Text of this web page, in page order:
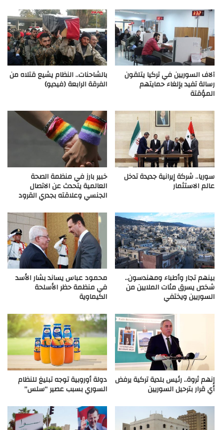
آلاف السوريين في ‎تركيا يتلقون
رسالة تفيد بإلغاء حمايتهم
المؤقتة
بالشاحنات.. النظام يشيع قتلاه من
الفرقة الرابعة (فيديو)
سوريا.. شركة إيرانية جديدة تدخل
عالم الاستثمار
خبير بارز في منظمة الصحة
العالمية يتحدث عن الاتصال
الجنسي وعلاقته بجدري القرود
بينهم تجار وأطباء ومهندسون..
شخص يسرق مئات الملايين من
السوريين ويختفي
محمود عباس يساند بشار الأسد
في منظمة حظر الأسلحة
الكيماوية
إنهم ثروة.. رئيس بلدية تركية يرفض
أي قرار بترحيل السوريين
دولة أوروبية توجه تبليغ للنظام
السوري بسبب عصير “سلس”